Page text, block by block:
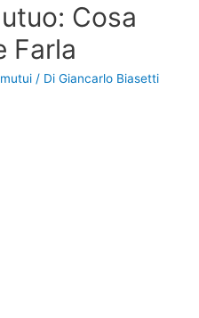
Cosa
Farla
/ Di Giancarlo Biasetti